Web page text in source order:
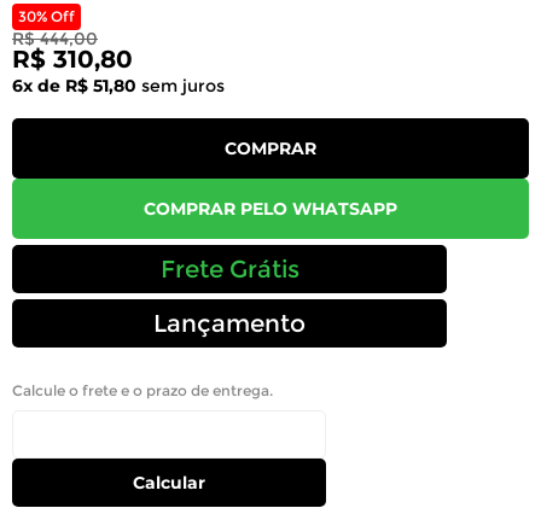
30% Off
R$ 444,00
R$ 310,80
6x de R$ 51,80 sem juros
COMPRAR
COMPRAR PELO WHATSAPP
Frete Grátis
Lançamento
Calcule o frete e o prazo de entrega.
Calcular